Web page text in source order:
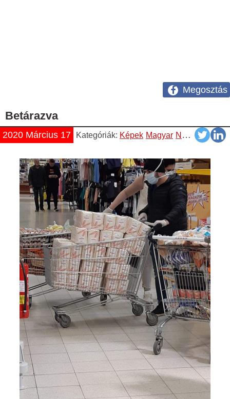
Megosztás
Betárazva
2020 Március 17 Kategóriák: Képek Magyar Napiszar